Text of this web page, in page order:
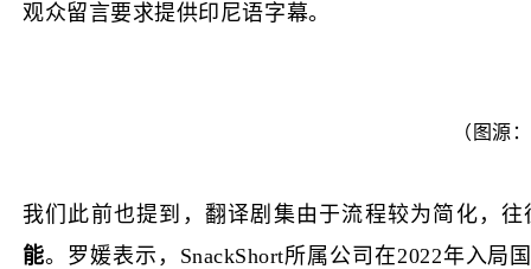
观众留言要求提供印尼语字幕。
（图源
我们此前也提到，翻译剧集由于流程较为简化，
能。罗媛表示，SnackShort所属公司在2022年入局